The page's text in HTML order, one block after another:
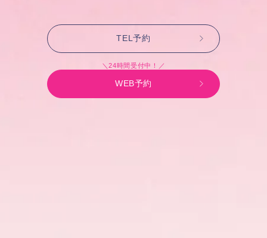
TEL予約
＼24時間受付中！／
WEB予約